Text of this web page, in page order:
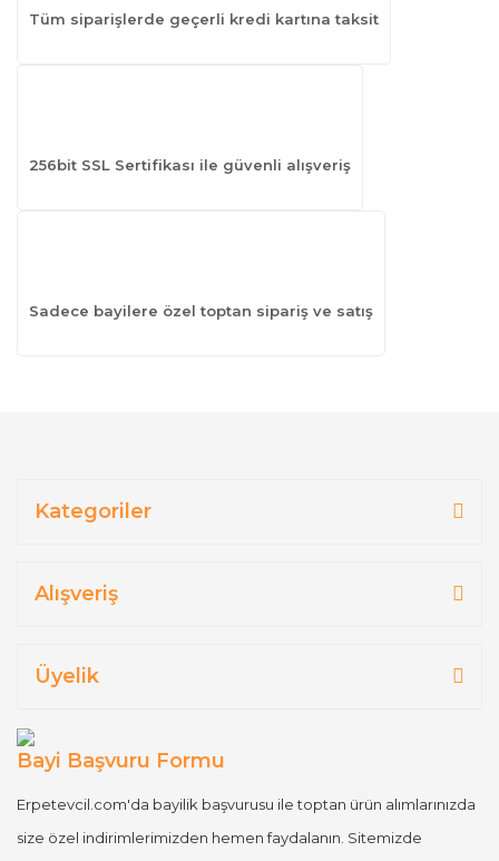
Tüm siparişlerde geçerli kredi kartına taksit
256bit SSL Sertifikası ile güvenli alışveriş
Sadece bayilere özel toptan sipariş ve satış
Kategoriler
Alışveriş
Üyelik
Bayi Başvuru Formu
Erpetevcil.com'da bayilik başvurusu ile toptan ürün alımlarınızda
size özel indirimlerimizden hemen faydalanın. Sitemizde